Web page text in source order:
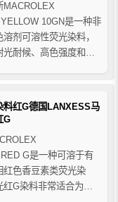
MACROLEX
10GN是一种非
剂可溶性荧光染料，
耐候、高色强度和出
触应用、塑料制儿童玩
的法规。
料红G德国LANXESS马
G
G是一种可溶于有
红色香豆素类荧光染
G染料非常适合为